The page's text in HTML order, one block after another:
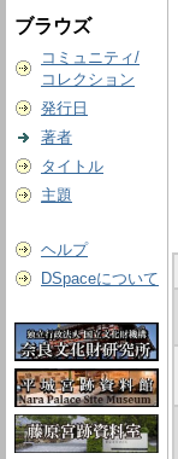
ブラウズ
コミュニティ/
コレクション
発行日
著者
タイトル
主題
ヘルプ
DSpaceについて